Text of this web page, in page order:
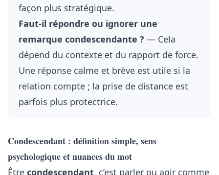
façon plus stratégique.
Faut-il répondre ou ignorer une
remarque condescendante ? — Cela
dépend du contexte et du rapport de force.
Une réponse calme et brève est utile si la
relation compte ; la prise de distance est
parfois plus protectrice.
Condescendant : définition simple, sens
psychologique et nuances du mot
Être condescendant, c’est parler ou agir comme